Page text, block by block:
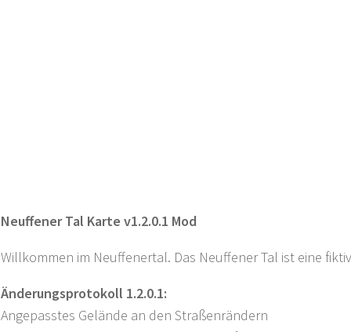
Neuffener Tal Karte v1.2.0.1 Mod
Willkommen im Neuffenertal. Das Neuffener Tal ist eine
Änderungsprotokoll 1.2.0.1:
Angepasstes Gelände an den Straßenrändern